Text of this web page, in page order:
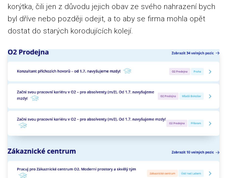
korýtka, čili jen z důvodu jejich obav ze svého nahrazení bych
byl dříve nebo později odejit, a to aby se firma mohla opět
dostat do starých korodujících kolejí.